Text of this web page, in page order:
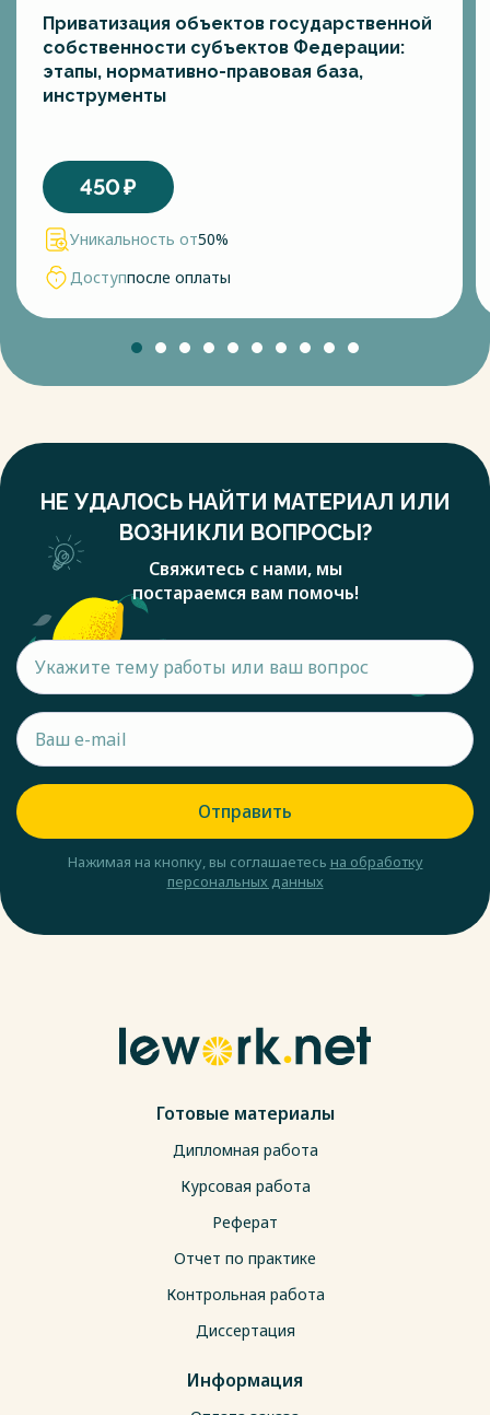
Приватизация объектов государственной
собственности субъектов Федерации:
этапы, нормативно-правовая база,
инструменты
450₽
Уникальность от50%
Доступпосле оплаты
НЕ УДАЛОСЬ НАЙТИ МАТЕРИАЛ ИЛИ
ВОЗНИКЛИ ВОПРОСЫ?
Свяжитесь с нами, мы
постараемся вам помочь!
Отправить
Нажимая на кнопку, вы соглашаетесь на обработку
персональных данных
Готовые материалы
Дипломная работа
Курсовая работа
Реферат
Отчет по практике
Контрольная работа
Диссертация
Информация